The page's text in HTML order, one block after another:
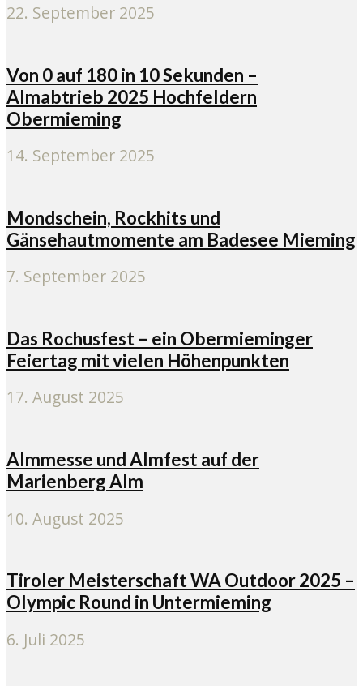
22. September 2025
Von 0 auf 180 in 10 Sekunden –
Almabtrieb 2025 Hochfeldern
Obermieming
14. September 2025
Mondschein, Rockhits und
Gänsehautmomente am Badesee Mieming
7. September 2025
Das Rochusfest – ein Obermieminger
Feiertag mit vielen Höhenpunkten
17. August 2025
Almmesse und Almfest auf der
Marienberg Alm
10. August 2025
Tiroler Meisterschaft WA Outdoor 2025 –
Olympic Round in Untermieming
6. Juli 2025